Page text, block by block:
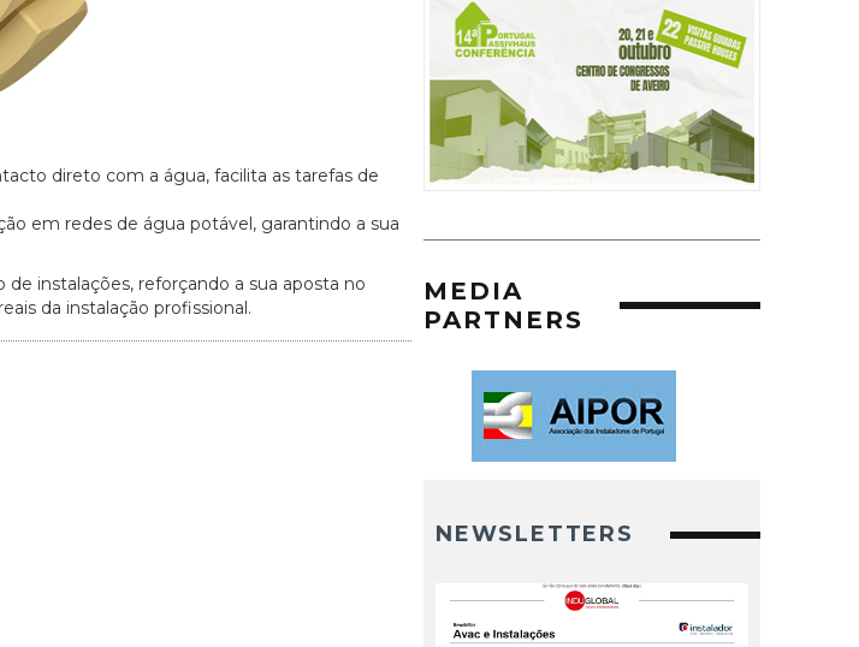
direto com a água, facilita as tarefas de
em redes de água potável, garantindo a sua
instalações, reforçando a sua aposta no
da instalação profissional.
MEDIA
PARTNERS
NEWSLETTERS